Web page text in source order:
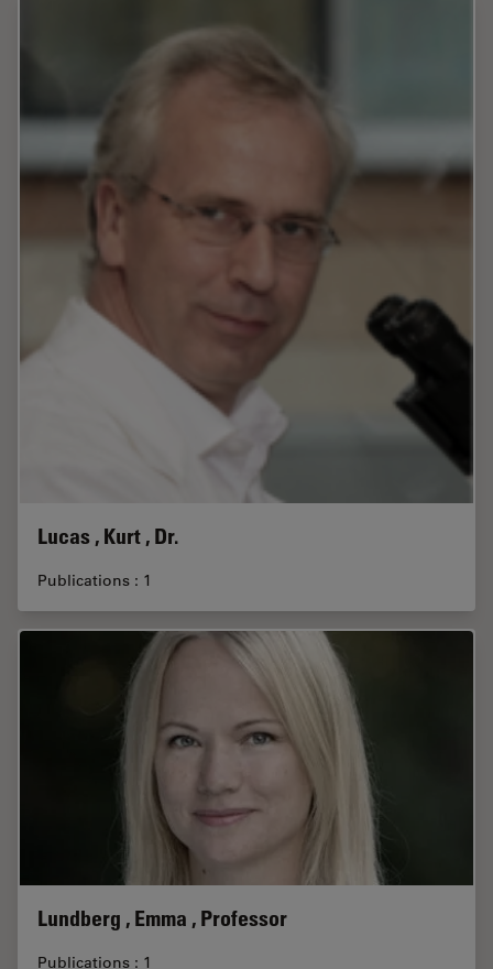
Lucas , Kurt , Dr.
Publications : 1
Lundberg , Emma , Professor
Publications : 1